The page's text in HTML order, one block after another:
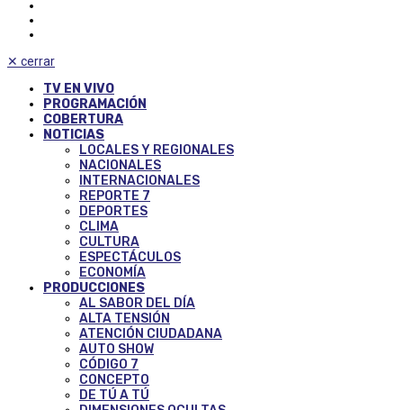
✕ cerrar
TV EN VIVO
PROGRAMACIÓN
COBERTURA
NOTICIAS
LOCALES Y REGIONALES
NACIONALES
INTERNACIONALES
REPORTE 7
DEPORTES
CLIMA
CULTURA
ESPECTÁCULOS
ECONOMÍA
PRODUCCIONES
AL SABOR DEL DÍA
ALTA TENSIÓN
ATENCIÓN CIUDADANA
AUTO SHOW
CÓDIGO 7
CONCEPTO
DE TÚ A TÚ